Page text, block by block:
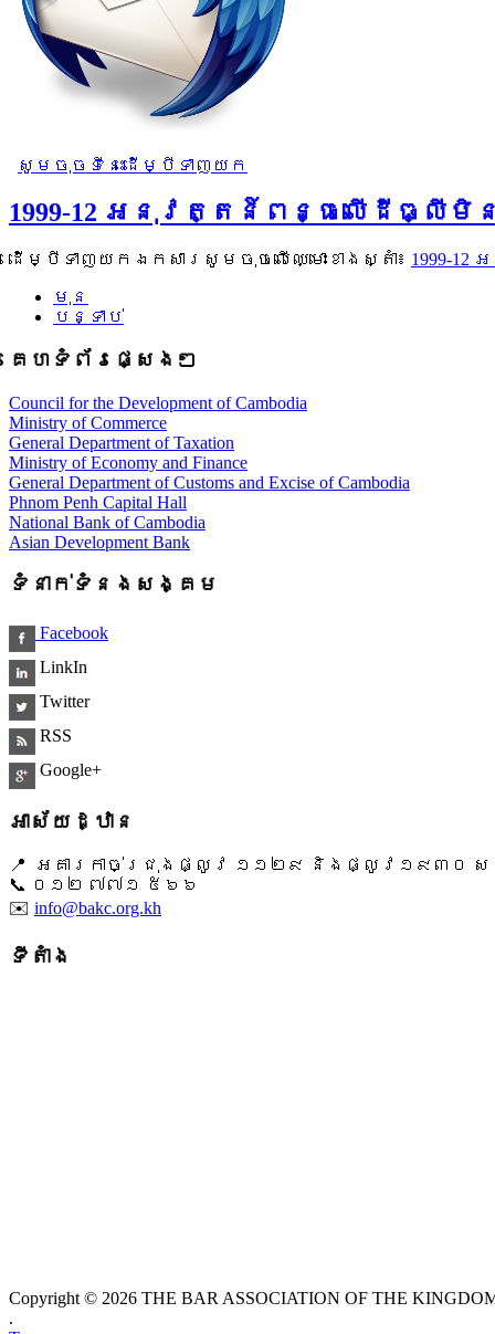
សូមចុចទីនេះដើម្បីទាញយក
1999-12 អនុវត្តន៍ពន្ធលើដីធ្លីមិន
ដើម្បីទាញយកឯកសារសូមចុចលើឈ្មោះខាងស្តាំ៖ 1999-
មុន
បន្ទាប់
គេហទំព័រផ្សេងៗ
Council for the Development of Cambodia
Ministry of Commerce
General Department of Taxation
Ministry of Economy and Finance
General Department of Customs and Excise of Cambodia
Phnom Penh Capital Hall
National Bank of Cambodia
Asian Development Bank
ទំនាក់ទំនងសង្គម
Facebook
LinkIn
Twitter
RSS
Google+
អាស័យដ្ឋាន
📍 អគារកាច់ជ្រុងផ្លូវ ១១២៩ និងផ្លូវ១៩៣០ ស
📞 ​០១២ ៧៧១ ៥៦៦
✉️ info@bakc.org.kh
ទីតាំង
Copyright © 2026 THE BAR ASSOCIATION OF THE
.